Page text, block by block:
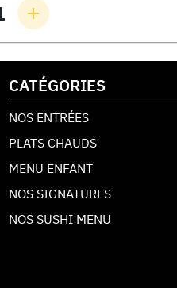
CATÉGORIES
NOS ENTRÉES
PLATS CHAUDS
MENU ENFANT
NOS SIGNATURES
NOS SUSHI MENU